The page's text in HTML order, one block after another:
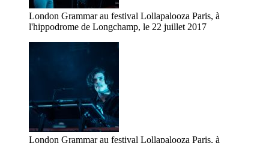
London Grammar au festival Lollapalooza Paris, à
l'hippodrome de Longchamp, le 22 juillet 2017
London Grammar au festival Lollapalooza Paris, à